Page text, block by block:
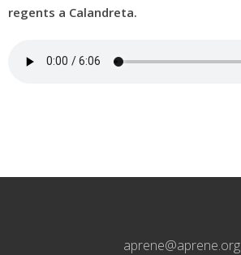
regents a Calandreta.
aprene@aprene.org